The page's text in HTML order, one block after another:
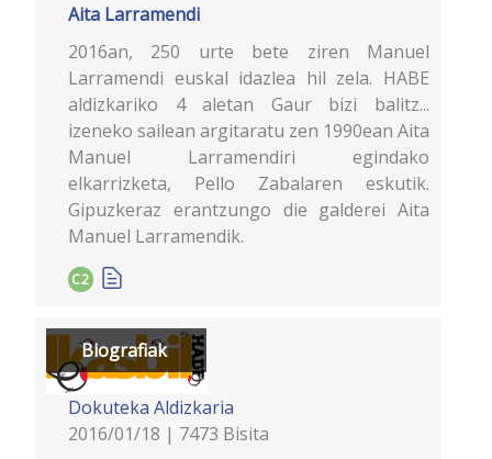
Aita Larramendi
2016an, 250 urte bete ziren Manuel
Larramendi euskal idazlea hil zela. HABE
aldizkariko 4 aletan Gaur bizi balitz...
izeneko sailean argitaratu zen 1990ean Aita
Manuel Larramendiri egindako
elkarrizketa, Pello Zabalaren eskutik.
Gipuzkeraz erantzungo die galderei Aita
Manuel Larramendik.
C2
Biografiak
Dokuteka Aldizkaria
2016/01/18 | 7473 Bisita